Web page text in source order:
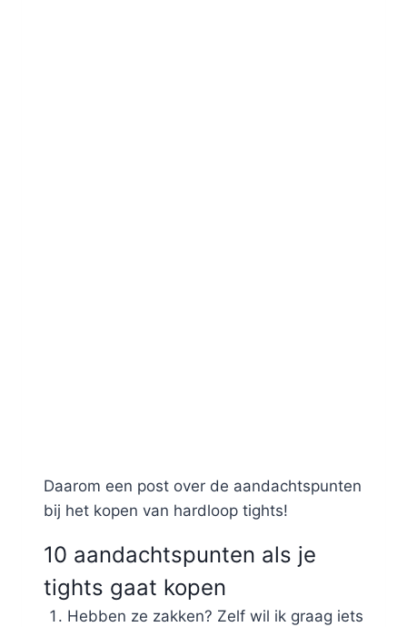
Daarom een post over de aandachtspunten
bij het kopen van hardloop tights!
10 aandachtspunten als je
tights gaat kopen
Hebben ze zakken? Zelf wil ik graag iets